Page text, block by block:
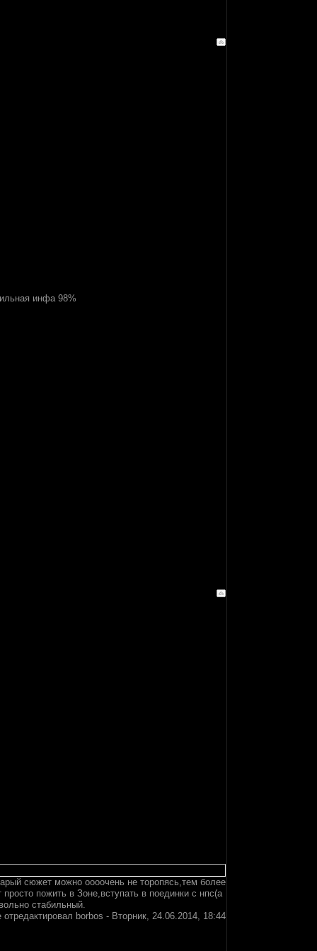
инфа 98%
сюжет можно оооочень не торопясь,тем более
пожить в Зоне,вступать в поединки с нпс(а
стабильный.
borbos - Вторник, 24.06.2014, 18:44